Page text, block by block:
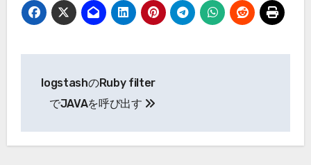
ビ
logstashのRuby filter
でJAVAを呼び出す